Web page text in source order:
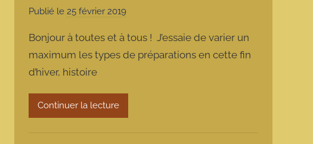
Publié le 25 février 2019
r
m
o
Bonjour à toutes et à tous ! J’essaie de varier un
maximum les types de préparations en cette fin
d’hiver, histoire
Continuer la lecture